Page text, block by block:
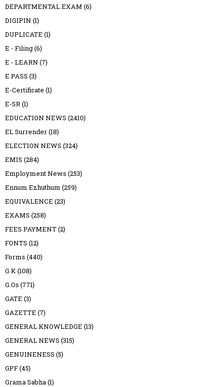
DEPARTMENTAL EXAM (6)
DIGIPIN (1)
DUPLICATE (1)
E - Filing(6)
E - LEARN (7)
E PASS (3)
E-Certificate (1)
E-SR(1)
EDUCATION NEWS (2410)
EL Surrender(18)
ELECTION NEWS (324)
EMIS (284)
Employment News (253)
Ennum Ezhuthum (259)
EQUIVALENCE (23)
EXAMS (258)
FEES PAYMENT(2)
FONTS (12)
Forms (440)
G K(108)
G.Os (771)
GATE (3)
GAZETTE (7)
GENERAL KNOWLEDGE (13)
GENERAL NEWS (315)
GENUINENESS (5)
GPF(45)
Grama Sabha(1)